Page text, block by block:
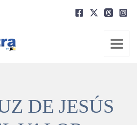
DE JESÚS